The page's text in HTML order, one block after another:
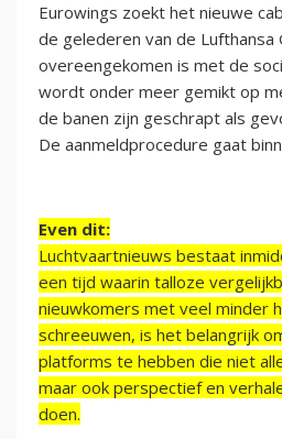
Eurowings zoekt het nieuwe
de gelederen van de Lufthansa
overeengekomen is met de
wordt onder meer gemikt op
de banen zijn geschrapt als
De aanmeldprocedure gaat
Even dit:
Luchtvaartnieuws bestaat
een tijd waarin talloze
nieuwkomers met veel minder
schreeuwen, is het belangrijk
platforms te hebben die niet
maar ook perspectief en
doen.